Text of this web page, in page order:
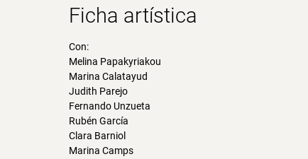
Ficha artística
Con:
Melina Papakyriakou
Marina Calatayud
Judith Parejo
Fernando Unzueta
Rubén García
Clara Barniol
Marina Camps